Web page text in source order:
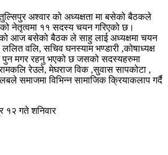
अश्वार को अध्यक्षता मा बसेको बैठकले
नेतृत्वमा ११ सदस्य चयन गरिएको छ।
को आज बसेको बैठक ले साहु लाई अध्यक्षमा चयन
वलि, सचिव घनस्याम भण्डारी ,कोषाध्यक्ष
पुन मगर रहनु भएको छ जसको सदस्यहरुमा
रेउले, मेघराज विक ,सुवास सापकोटा ,
समाजमा विभिन्न सामाजिक क्रियाकलाप गर्दै
१२ गते शनिवार